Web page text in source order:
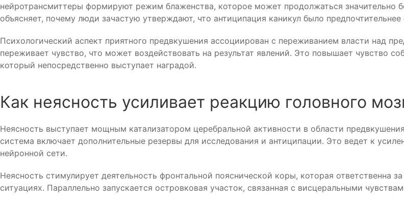
нейротрансмиттеры формируют режим блаженства, которое может продолжаться значительно
объясняет, почему люди зачастую утверждают, что антиципация каникул было предпочтительнее
Психологический аспект приятного предвкушения ассоциирован с переживанием власти над
переживает чувство, что может воздействовать на результат явлений. Это повышает чувство
который непосредственно выступает наградой.
Как неясность усиливает реакцию головного
Неясность выступает мощным катализатором церебральной активности в области
система включает дополнительные резервы для исследования и антиципации. Это ведет к
нейронной сети.
Неясность стимулирует деятельность фронтальной пояснической коры, которая ответственна
ситуациях. Параллельно запускается островковая участок, связанная с висцеральными